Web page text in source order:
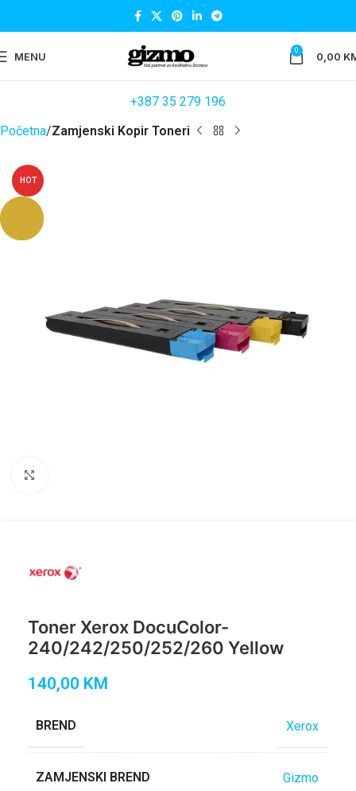
MENU 0 0,00
+387 35 279 196
Početna Zamjenski Kopir Toneri
HOT
Toner Xerox DocuColor-
240/242/250/252/260 Yellow
140,00 KM
BREND Xerox
ZAMJENSKI BREND Gizmo